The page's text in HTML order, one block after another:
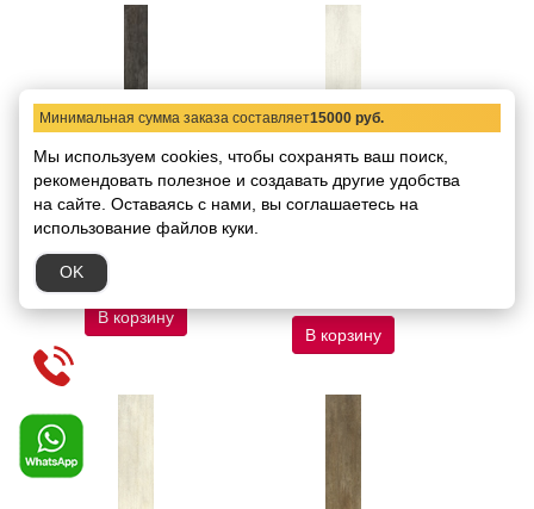
557586 Декор Roberto
Cavalli Signoria Ebano
Lap Rett Firma 16,5x100
Код товара:4915
Размер:
5494.73 руб.
В корзину
557507 Напольная
плитка Roberto Cavalli
Signoria Larice Lap Rett
В корзину
Минимальная сумма заказа составляет15000 руб.
Мы используем cookies, чтобы сохранять ваш поиск,
рекомендовать полезное и создавать другие удобства
на сайте. Оставаясь с нами, вы соглашаетесь на
использование файлов куки.
OK